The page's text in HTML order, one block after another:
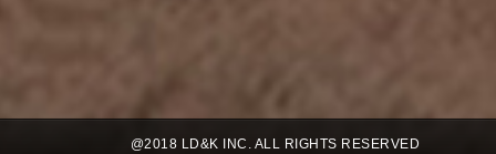
@2018 LD&K INC. ALL RIGHTS RESERVED